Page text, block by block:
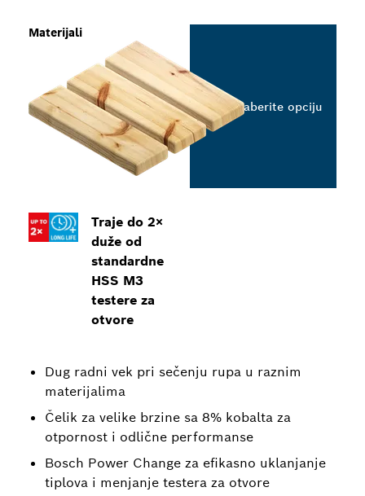
Traje do 2×
duže od
standardne
HSS M3
testere za
otvore
Dug radni vek pri sečenju rupa u raznim
materijalima
Čelik za velike brzine sa 8% kobalta za
otpornost i odlične performanse
Bosch Power Change za efikasno uklanjanje
tiplova i menjanje testera za otvore
Materijali
Izaberite opciju